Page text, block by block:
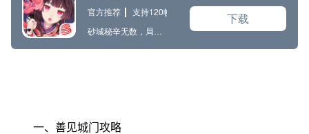
一、善见城门攻略